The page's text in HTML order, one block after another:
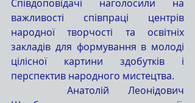
Співдоповідачі наголосили на
важливості співпраці центрів
народної творчості та освітніх
закладів для формування в молоді
цілісної картини здобутків і
перспектив народного мистецтва.
Анатолій Леонідович